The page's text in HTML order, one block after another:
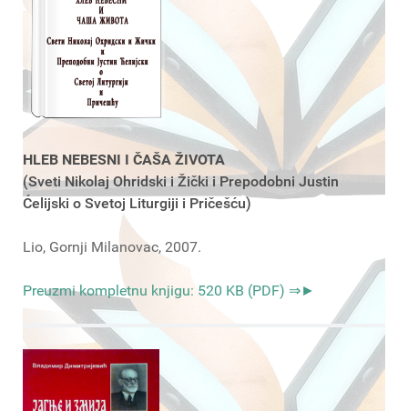
HLEB NEBESNI I ČAŠA ŽIVOTA
(Sveti Nikolaj Ohridski i Žički i Prepodobni Justin
Ćelijski o Svetoj Liturgiji i Pričešću)
Lio, Gornji Milanovac, 2007.
Preuzmi kompletnu knjigu: 520 KB (PDF) ⇒►